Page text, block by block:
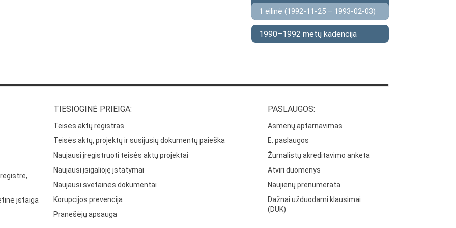
1 eilinė (1992-11-25 – 1993-02-03)
1990–1992 metų kadencija
įstaiga
TIESIOGINĖ PRIEIGA:
Teisės aktų registras
Teisės aktų, projektų ir susijusių dokumentų paieška
Naujausi įregistruoti teisės aktų projektai
Naujausi įsigalioję įstatymai
Naujausi svetainės dokumentai
Korupcijos prevencija
Pranešėjų apsauga
PASLAUGOS:
Asmenų aptarnavimas
E. paslaugos
Žurnalistų akreditavimo anketa
Atviri duomenys
Naujienų prenumerata
Dažnai užduodami klausimai
(DUK)